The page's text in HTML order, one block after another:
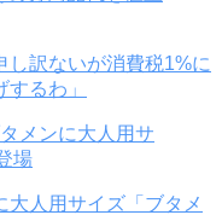
し訳ないが消費税1%に
るわ」
大人用サイズ「ブタメ